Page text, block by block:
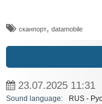
сканпорт, datamobile
23.07.2025 11:31
Sound language:
RUS -